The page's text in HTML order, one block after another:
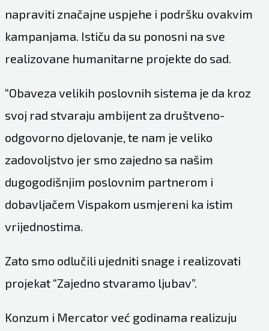
napraviti značajne uspjehe i podršku ovakvim
kampanjama. Ističu da su ponosni na sve
realizovane humanitarne projekte do sad.
“Obaveza velikih poslovnih sistema je da kroz
svoj rad stvaraju ambijent za društveno-
odgovorno djelovanje, te nam je veliko
zadovoljstvo jer smo zajedno sa našim
dugogodišnjim poslovnim partnerom i
dobavljačem Vispakom usmjereni ka istim
vrijednostima.
Zato smo odlučili ujedniti snage i realizovati
projekat “Zajedno stvaramo ljubav”.
Konzum i Mercator već godinama realizuju